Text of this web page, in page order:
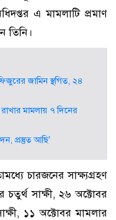
এ মামলাটি প্রমাণ
তিনি।
জামিন স্থগিত, ২৪
মামলায় ৭ দিনের
প্রস্তুত আছি’
চারজনের সাক্ষ্যগ্রহণ
সাক্ষী, ২৬ অক্টোবর
১১ অক্টোবর মামলার